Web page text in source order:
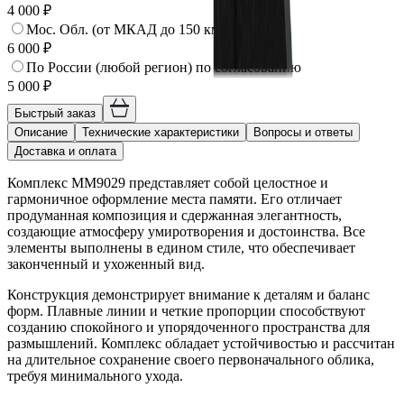
4 000 ₽
Мос. Обл. (от МКАД до 150 км)
6 000 ₽
По России (любой регион) по согласованию
5 000 ₽
Быстрый заказ
Описание
Технические характеристики
Вопросы и ответы
Доставка и оплата
Комплекс ММ9029 представляет собой целостное и
гармоничное оформление места памяти. Его отличает
продуманная композиция и сдержанная элегантность,
создающие атмосферу умиротворения и достоинства. Все
элементы выполнены в едином стиле, что обеспечивает
законченный и ухоженный вид.
Конструкция демонстрирует внимание к деталям и баланс
форм. Плавные линии и четкие пропорции способствуют
созданию спокойного и упорядоченного пространства для
размышлений. Комплекс обладает устойчивостью и рассчитан
на длительное сохранение своего первоначального облика,
требуя минимального ухода.